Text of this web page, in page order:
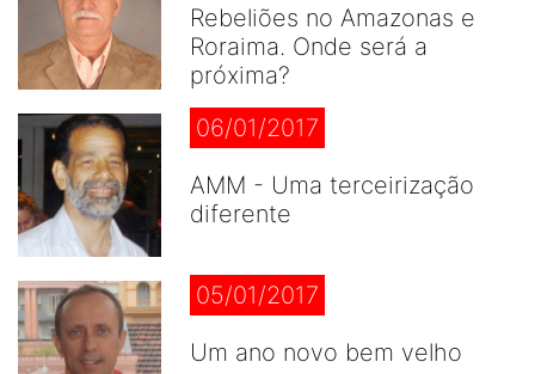
Rebeliões no Amazonas e
Roraima. Onde será a
próxima?
06/01/2017
AMM - Uma terceirização
diferente
05/01/2017
Um ano novo bem velho